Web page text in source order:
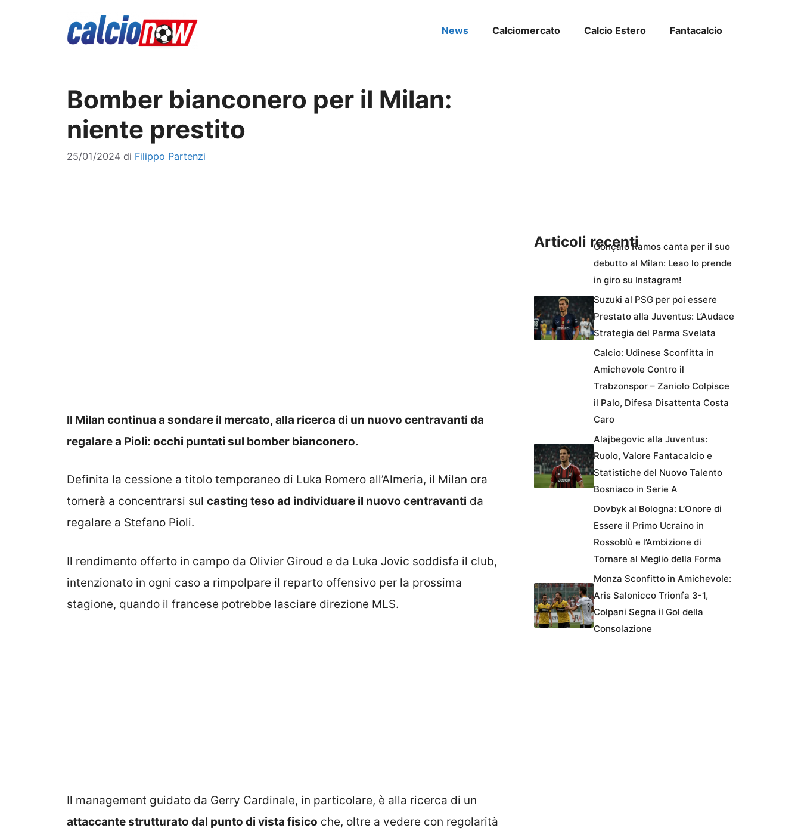
News Calciomercato Calcio Estero Fantacalcio
Bomber bianconero per il Milan:
niente prestito
25/01/2024 di Filippo Partenzi
Il Milan continua a sondare il mercato, alla ricerca di un nuovo centravanti da
regalare a Pioli: occhi puntati sul bomber bianconero.
Definita la cessione a titolo temporaneo di Luka Romero all’Almeria, il Milan ora
tornerà a concentrarsi sul casting teso ad individuare il nuovo centravanti da
regalare a Stefano Pioli.
Il rendimento offerto in campo da Olivier Giroud e da Luka Jovic soddisfa il club,
intenzionato in ogni caso a rimpolpare il reparto offensivo per la prossima
stagione, quando il francese potrebbe lasciare direzione MLS.
Il management guidato da Gerry Cardinale, in particolare, è alla ricerca di un
attaccante strutturato dal punto di vista fisico che, oltre a vedere con regolarità
Articoli recentiGonçalo Ramos canta per il suo
debutto al Milan: Leao lo prende
in giro su Instagram!
Suzuki al PSG per poi essere
Prestato alla Juventus: L’Audace
Strategia del Parma Svelata
Calcio: Udinese Sconfitta in
Amichevole Contro il
Trabzonspor – Zaniolo Colpisce
il Palo, Difesa Disattenta Costa
Caro
Alajbegovic alla Juventus:
Ruolo, Valore Fantacalcio e
Statistiche del Nuovo Talento
Bosniaco in Serie A
Dovbyk al Bologna: L’Onore di
Essere il Primo Ucraino in
Rossoblù e l’Ambizione di
Tornare al Meglio della Forma
Monza Sconfitto in Amichevole:
Aris Salonicco Trionfa 3-1,
Colpani Segna il Gol della
Consolazione